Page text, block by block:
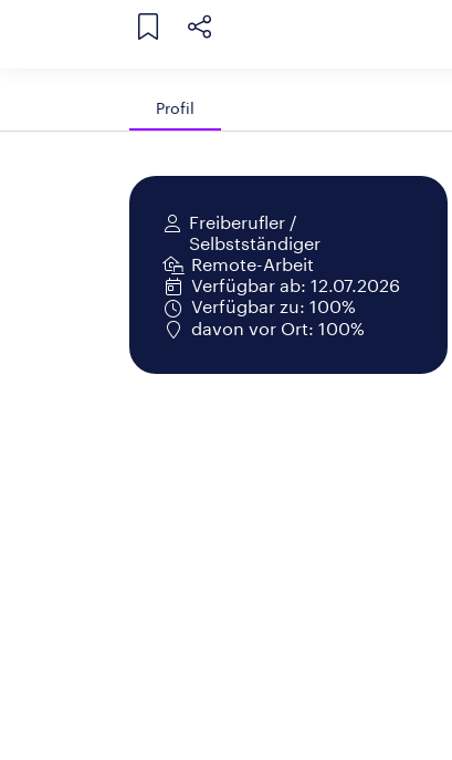
Profil
Freiberufler /
Selbstständiger
Remote-Arbeit
Verfügbar ab: 12.07.2026
Verfügbar zu: 100%
davon vor Ort: 100%